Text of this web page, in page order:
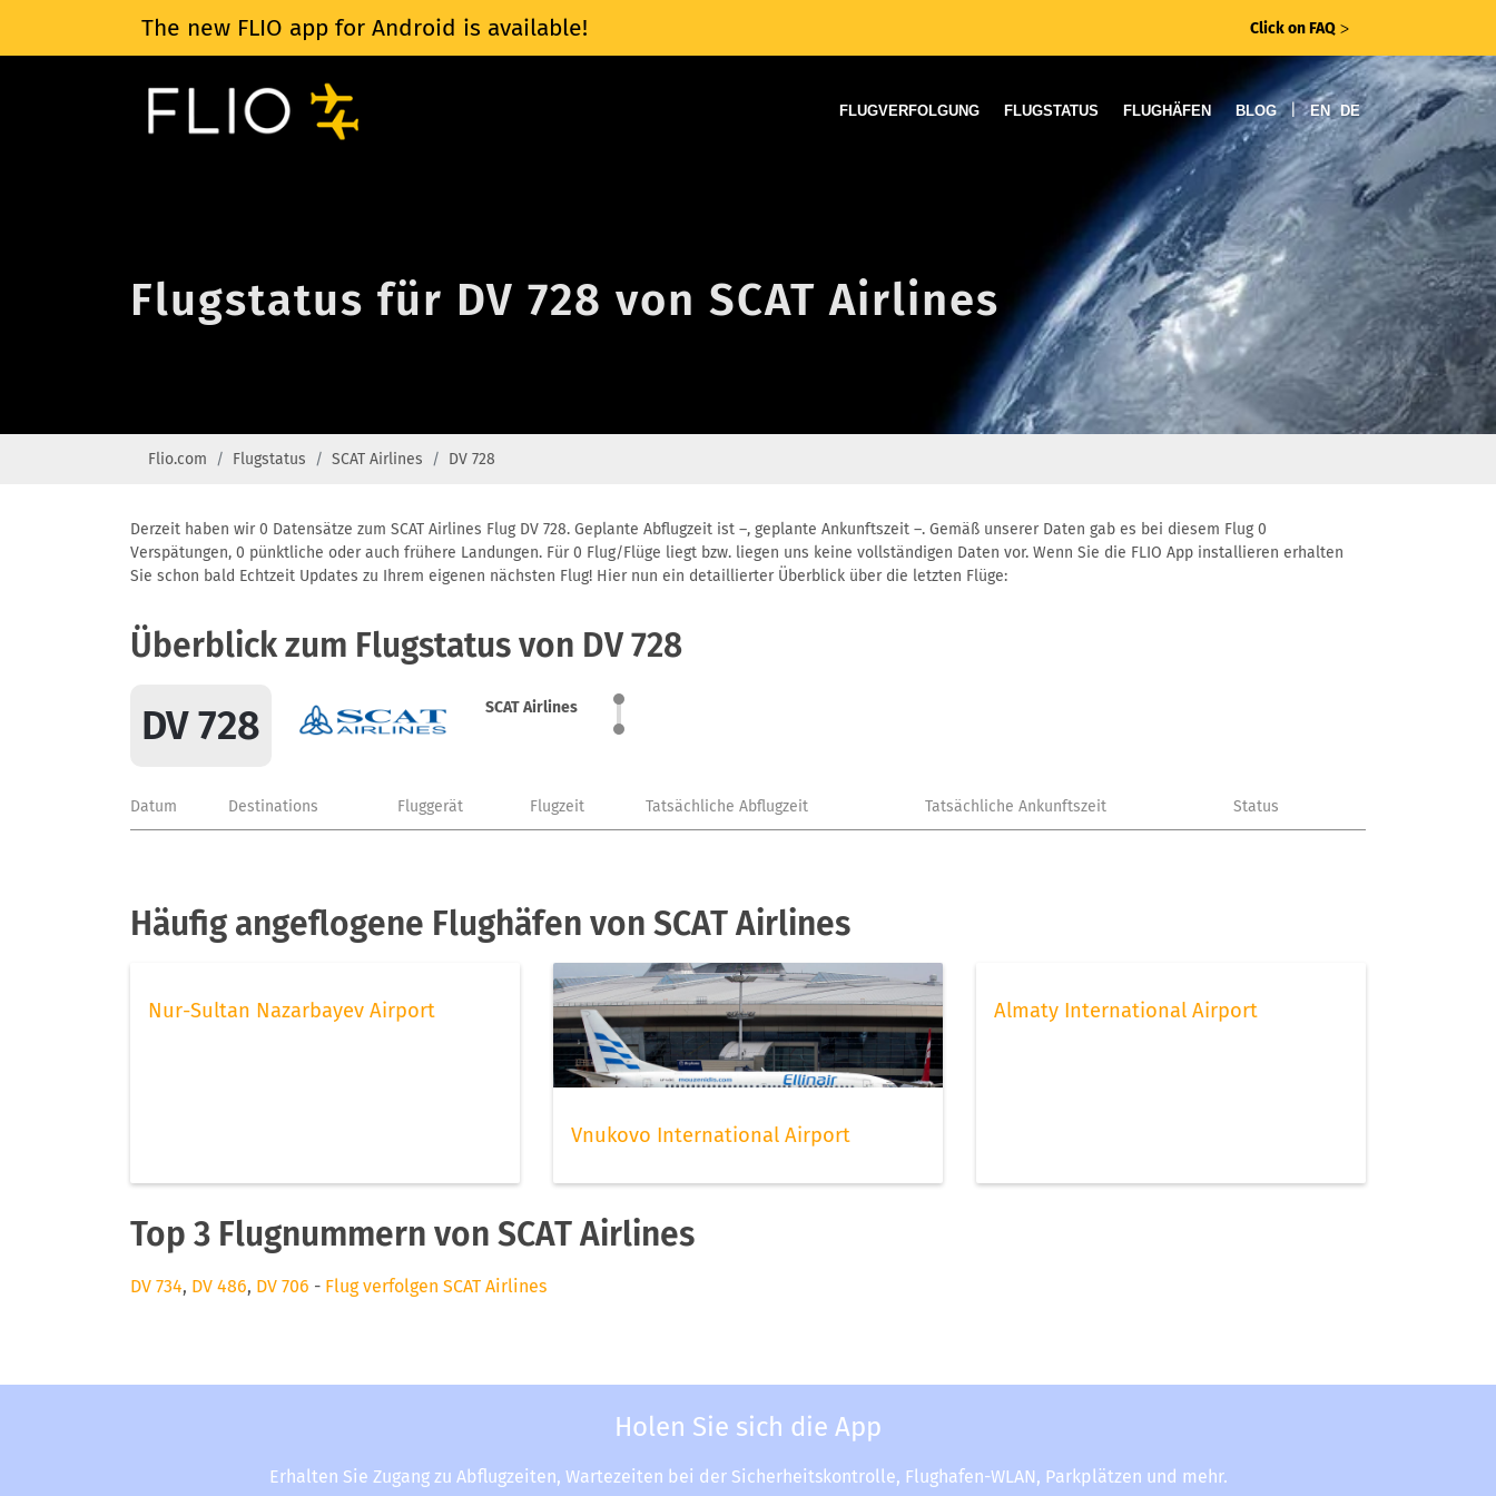
The new FLIO app for Android is available! Click on FAQ ᐳ
FLUGVERFOLGUNG FLUGSTATUS FLUGHÄFEN BLOG | EN DE
Flugstatus für DV 728 von SCAT Airlines
Flio.com Flugstatus SCAT Airlines DV 728
Derzeit haben wir 0 Datensätze zum SCAT Airlines Flug DV 728. Geplante Abflugzeit ist –, geplante Ankunftszeit –. Gemäß unserer Daten gab es bei diesem Flug 0
Verspätungen, 0 pünktliche oder auch frühere Landungen. Für 0 Flug/Flüge liegt bzw. liegen uns keine vollständigen Daten vor. Wenn Sie die FLIO App installieren erhalten
Sie schon bald Echtzeit Updates zu Ihrem eigenen nächsten Flug! Hier nun ein detaillierter Überblick über die letzten Flüge:
Überblick zum Flugstatus von DV 728
DV 728 SCAT Airlines
Datum Destinations Fluggerät Flugzeit Tatsächliche Abflugzeit Tatsächliche Ankunftszeit Status
Häufig angeflogene Flughäfen von SCAT Airlines
Nur-Sultan Nazarbayev Airport
Vnukovo International Airport
Almaty International Airport
Top 3 Flugnummern von SCAT Airlines
DV 734, DV 486, DV 706 - Flug verfolgen SCAT Airlines
Holen Sie sich die App
Erhalten Sie Zugang zu Abflugzeiten, Wartezeiten bei der Sicherheitskontrolle, Flughafen-WLAN, Parkplätzen und mehr.